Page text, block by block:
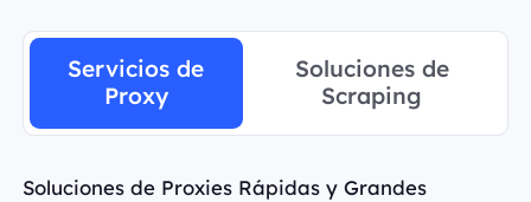
Servicios de
Proxy
Soluciones de
Scraping
Soluciones de Proxies Rápidas y Grandes